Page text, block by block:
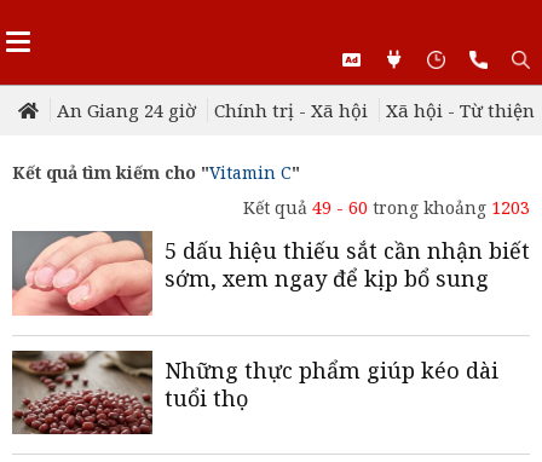
An Giang 24 giờ Chính trị - Xã hội Xã hội - Từ thiện
Kết quả tìm kiếm cho "Vitamin C"
Kết quả 49 - 60 trong khoảng 1203
5 dấu hiệu thiếu sắt cần nhận biết
sớm, xem ngay để kịp bổ sung
Những thực phẩm giúp kéo dài
tuổi thọ